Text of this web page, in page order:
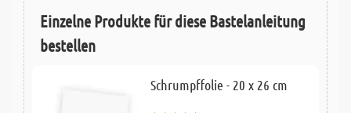
Einzelne Produkte für diese Bastelanleitung
bestellen
Schrumpffolie - 20 x 26 cm